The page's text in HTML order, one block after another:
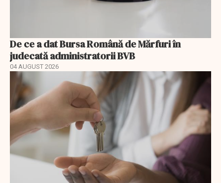
De ce a dat Bursa Română de Mărfuri în
judecată administratorii BVB
04 AUGUST 2026